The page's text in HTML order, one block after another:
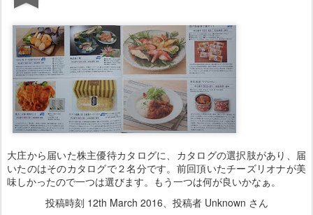
大庄から届いた株主優待カタログに、カタログの選択肢があり、届
いたのはそのカタログで２名分です。前回頂いたチーズリオナが美
味しかったので一つは選びます。もう一つは何が良いかなぁ。
投稿時刻 12th March 2016、投稿者 Unknown さん